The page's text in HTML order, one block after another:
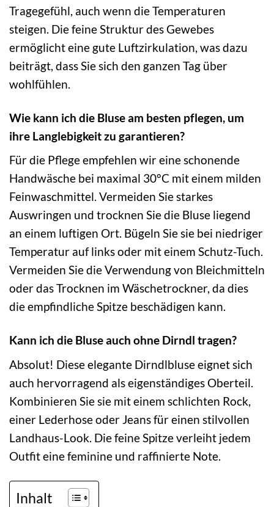
Tragegefühl, auch wenn die Temperaturen
steigen. Die feine Struktur des Gewebes
ermöglicht eine gute Luftzirkulation, was dazu
beiträgt, dass Sie sich den ganzen Tag über
wohlfühlen.
Wie kann ich die Bluse am besten pflegen, um
ihre Langlebigkeit zu garantieren?
Für die Pflege empfehlen wir eine schonende
Handwäsche bei maximal 30°C mit einem milden
Feinwaschmittel. Vermeiden Sie starkes
Auswringen und trocknen Sie die Bluse liegend
an einem luftigen Ort. Bügeln Sie sie bei niedriger
Temperatur auf links oder mit einem Schutz-Tuch.
Vermeiden Sie die Verwendung von Bleichmitteln
oder das Trocknen im Wäschetrockner, da dies
die empfindliche Spitze beschädigen kann.
Kann ich die Bluse auch ohne Dirndl tragen?
Absolut! Diese elegante Dirndlbluse eignet sich
auch hervorragend als eigenständiges Oberteil.
Kombinieren Sie sie mit einem schlichten Rock,
einer Lederhose oder Jeans für einen stilvollen
Landhaus-Look. Die feine Spitze verleiht jedem
Outfit eine feminine und raffinierte Note.
Inhalt